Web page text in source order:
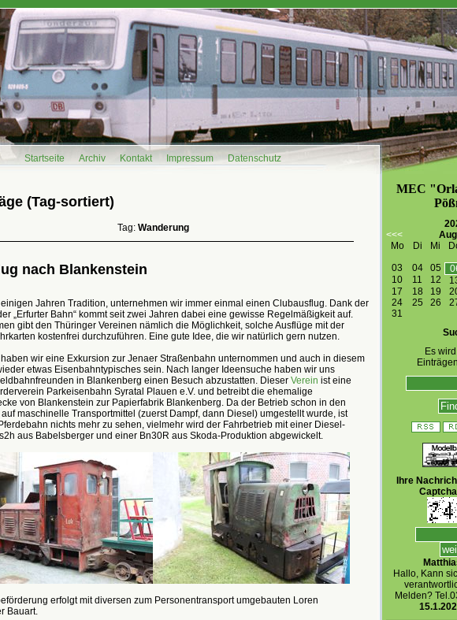
Startseite Archiv Kontakt Impressum Datenschutz
(Tag-sortiert)
Tag: Wanderung
nach Blankenstein
Jahren Tradition, unternehmen wir immer einmal einen Clubausflug. Dank der
„Erfurter Bahn“ kommt seit zwei Jahren dabei eine gewisse Regelmäßigkeit auf.
gibt den Thüringer Vereinen nämlich die Möglichkeit, solche Ausflüge mit der
kostenfrei durchzuführen. Eine gute Idee, die wir natürlich gern nutzen.
wir eine Exkursion zur Jenaer Straßenbahn unternommen und auch in diesem
etwas Eisenbahntypisches sein. Nach langer Ideensuche haben wir uns
in Blankenberg einen Besuch abzustatten. Dieser Verein ist eine
Parkeisenbahn Syratal Plauen e.V. und betreibt die ehemalige
von Blankenstein zur Papierfabrik Blankenberg. Da der Betrieb schon in den
maschinelle Transportmittel (zuerst Dampf, dann Diesel) umgestellt wurde, ist
nichts mehr zu sehen, vielmehr wird der Fahrbetrieb mit einer Diesel-
aus Babelsberger und einer Bn30R aus Skoda-Produktion abgewickelt.
erfolgt mit diversen zum Personentransport umgebauten Loren
Bauart.
MEC
<<<
Mo
Di Mi
03
04 05
10
11 12
17
18 19
24
25 26
31
Es
Ihre
Hallo, Kann
Melden?